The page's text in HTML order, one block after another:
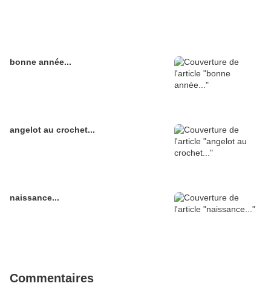
bonne année...
angelot au crochet...
naissance...
Commentaires